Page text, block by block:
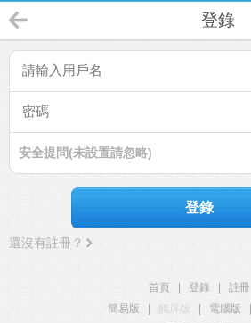
登錄
安全提問(未設置請忽略)
登錄
還沒有註冊？
首頁 登錄
註冊
簡易版
觸屏版 電腦版